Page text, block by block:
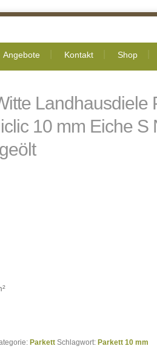
Angebote Kontakt Shop
Landhausdiele
10 mm Eiche S
Parkett Schlagwort:Parkett 10 mm